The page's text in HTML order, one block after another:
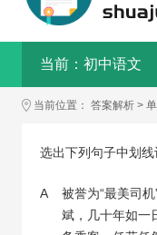
当前： 初中语文
当前位置： 答案解析 >
选出下列句子中划
A
被誉为“最美司机
斌，几十年如一